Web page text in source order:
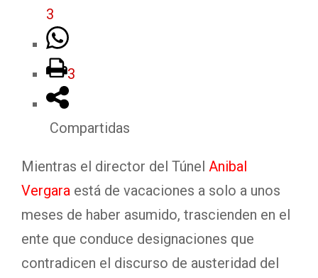
3
3
Compartidas
Mientras el director del Túnel Anibal
Vergara está de vacaciones a solo a unos
meses de haber asumido, trascienden en el
ente que conduce designaciones que
contradicen el discurso de austeridad del